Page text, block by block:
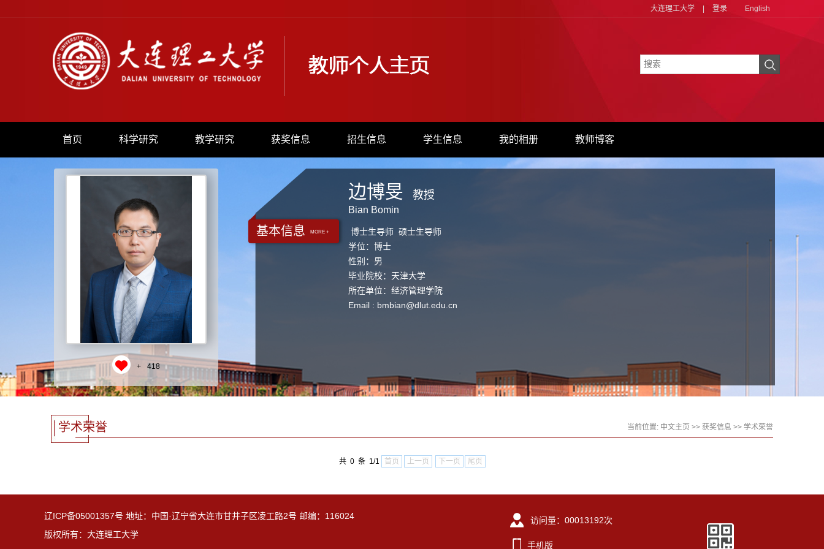
大连理工大学 登录 English
首页 科学研究 教学研究 获奖信息 招生信息 学生信息 我的相册 教师博客
+ 418
基本信息 MORE +
边博旻
Bian Bomin
教授
博士生导师 硕士生导师
学位：博士
性别：男
毕业院校：天津大学
所在单位：经济管理学院
Email : bmbian@dlut.edu.cn
学术荣誉 当前位置: 中文主页 >> 获奖信息 >> 学术荣誉
共 0 条 1/1 首页 上一页 下一页 尾页
辽ICP备05001357号 地址：中国·辽宁省大连市甘井子区凌工路2号 邮编：116024
版权所有：大连理工大学
访问量： 00013192次
手机版